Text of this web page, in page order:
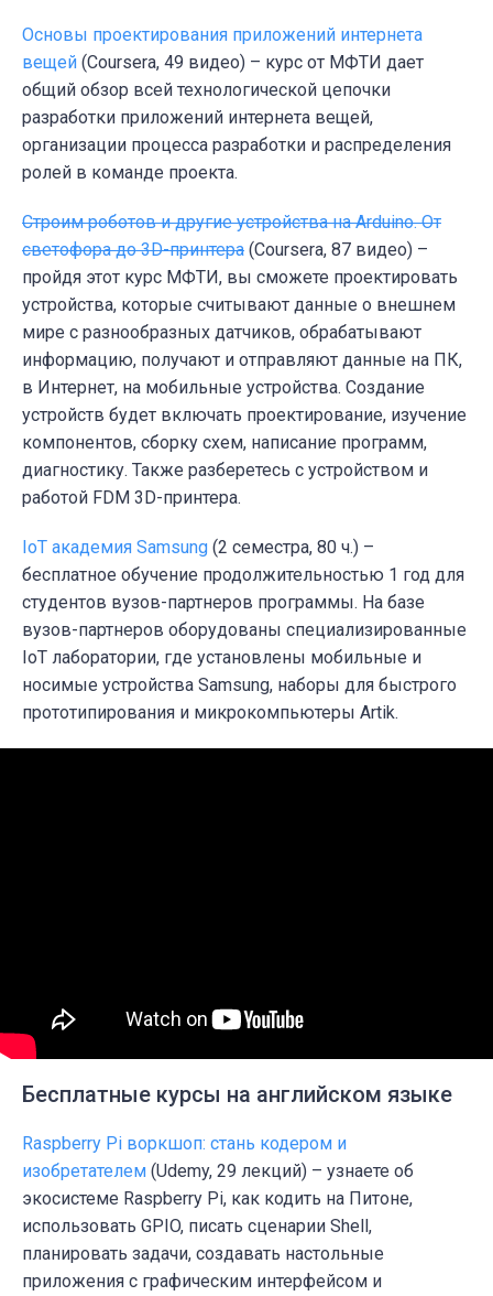
Основы проектирования приложений интернета
вещей (Coursera, 49 видео) – курс от МФТИ дает
общий обзор всей технологической цепочки
разработки приложений интернета вещей,
организации процесса разработки и распределения
ролей в команде проекта.
Строим роботов и другие устройства на Arduino. От
светофора до 3D-принтера (Coursera, 87 видео) –
пройдя этот курс МФТИ, вы сможете проектировать
устройства, которые считывают данные о внешнем
мире с разнообразных датчиков, обрабатывают
информацию, получают и отправляют данные на ПК,
в Интернет, на мобильные устройства. Создание
устройств будет включать проектирование, изучение
компонентов, сборку схем, написание программ,
диагностику. Также разберетесь с устройством и
работой FDM 3D-принтера.
IoT академия Samsung (2 семестра, 80 ч.) –
бесплатное обучение продолжительностью 1 год для
студентов вузов-партнеров программы. На базе
вузов-партнеров оборудованы специализированные
IoT лаборатории, где установлены мобильные и
носимые устройства Samsung, наборы для быстрого
прототипирования и микрокомпьютеры Artik.
Бесплатные курсы на английском языке
Raspberry Pi воркшоп: стань кодером и
изобретателем (Udemy, 29 лекций) – узнаете об
экосистеме Raspberry Pi, как кодить на Питоне,
использовать GPIO, писать сценарии Shell,
планировать задачи, создавать настольные
приложения с графическим интерфейсом и